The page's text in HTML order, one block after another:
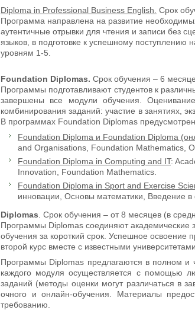
Diploma in Professional Business English. Срок
Программа направлена ​​на развитие
аутентичные отрывки для чтения и записи без
языков, в подготовке к успешному
уровням 1-5.
Foundation Diplomas. Срок обучения – 6
Программы подготавливают студентов к
завершены все модули обучения.
комбинирования заданий: участие в занятиях,
В программах Foundation Diplomas
Foundation Diploma и Foundation Diploma
and Organisations, Foundation Mathematics,
Foundation Diploma in Computing and IT:
Innovation, Foundation Mathematics.
Foundation Diploma in Sport and Exercise
инновации, Основы математики, Введение в
Diplomas . Срок обучения – от 8 месяцев (в
Программы Diplomas соединяют академические
обучения за короткий срок. Успешное освоение
второй курс вместе с известными
Программы Diplomas предлагаются в полном
каждого модуля осуществляется с помощью
заданий (методы оценки могут различаться в
очного и онлайн-обучения. Материалы
требованию.